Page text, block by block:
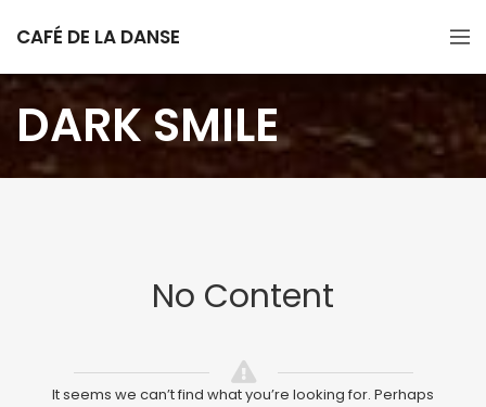
CAFÉ DE LA DANSE
DARK SMILE
No Content
It seems we can’t find what you’re looking for. Perhaps